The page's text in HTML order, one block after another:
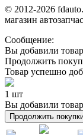
© 2012-2026
магазин
Сообщение:
Вы добавили
Продолжить
Товар успешно
1 шт
Вы добавили
Продолжить